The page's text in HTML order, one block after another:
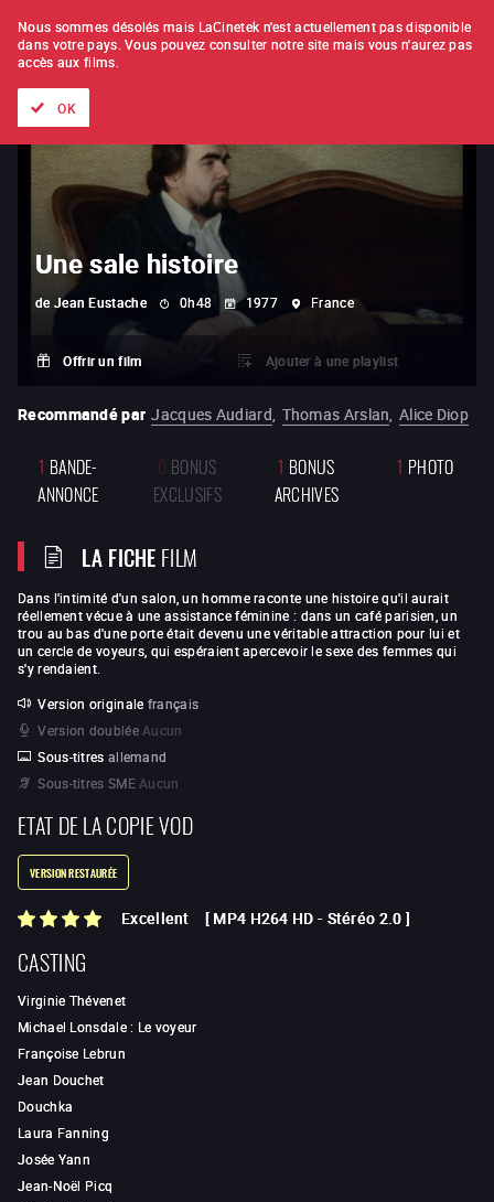
À L'UNITÉ ABONNEMENT
Une sale histoire
de Jean Eustache 0h48 1977 France
Offrir un film Ajouter à une playlist
Recommandé par Jacques Audiard, Thomas Arslan, Alice Diop
1 BANDE-
ANNONCE
0 BONUS
EXCLUSIFS
1 BONUS
ARCHIVES
1 PHOTO
LA FICHEFILM
Dans l'intimité d'un salon, un homme raconte une histoire qu'il aurait
réellement vécue à une assistance féminine : dans un café parisien, un
trou au bas d'une porte était devenu une véritable attraction pour lui et
un cercle de voyeurs, qui espéraient apercevoir le sexe des femmes qui
s'y rendaient.
Version originale français
Version doublée Aucun
Sous-titres allemand
Sous-titres SME Aucun
ETAT DE LA COPIE VOD
VERSION RESTAURÉE
Excellent [ MP4 H264 HD - Stéréo 2.0 ]
CASTING
Virginie Thévenet
Michael Lonsdale: Le voyeur
Françoise Lebrun
Jean Douchet
Douchka
Laura Fanning
Josée Yann
Jean-Noël Picq
Nous sommes désolés mais LaCinetek n'est actuellement pas disponible
dans votre pays. Vous pouvez consulter notre site mais vous n'aurez pas
accès aux films.
OK